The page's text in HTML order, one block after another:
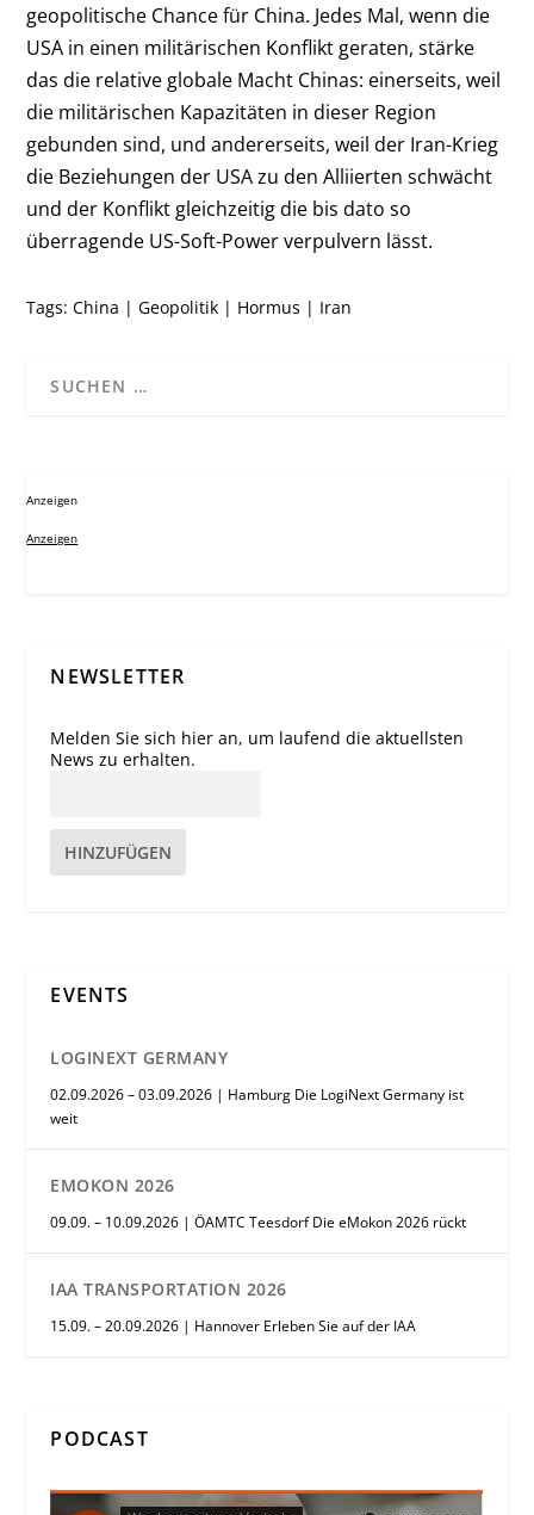
geopolitische Chance für China. Jedes Mal, wenn die
USA in einen militärischen Konflikt geraten, stärke
das die relative globale Macht Chinas: einerseits, weil
die militärischen Kapazitäten in dieser Region
gebunden sind, und andererseits, weil der Iran-Krieg
die Beziehungen der USA zu den Alliierten schwächt
und der Konflikt gleichzeitig die bis dato so
überragende US-Soft-Power verpulvern lässt.
Tags:China |Geopolitik | Hormus | Iran
Anzeigen
Anzeigen
NEWSLETTER
Melden Sie sich hier an, um laufend die aktuellsten
News zu erhalten.
HINZUFÜGEN
EVENTS
LOGINEXT GERMANY
02.09.2026 – 03.09.2026 | Hamburg Die LogiNext Germany ist
weit
EMOKON 2026
09.09. – 10.09.2026 | ÖAMTC Teesdorf Die eMokon 2026 rückt
IAA TRANSPORTATION 2026
15.09. – 20.09.2026 | Hannover Erleben Sie auf der IAA
PODCAST